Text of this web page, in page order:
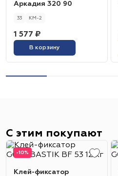
Аркадия 320 90
33 КМ-2
1 577 ₽
В корзину
С этим покупают
-10%
Клей-фиксатор